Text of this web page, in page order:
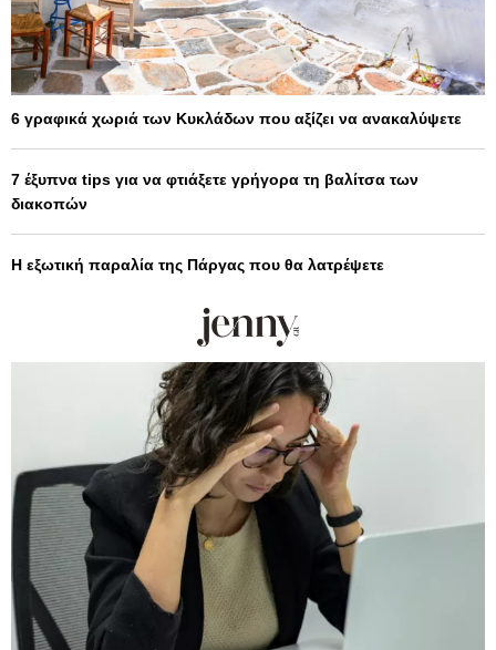
6 γραφικά χωριά των Κυκλάδων που αξίζει να ανακαλύψετε
7 έξυπνα tips για να φτιάξετε γρήγορα τη βαλίτσα των
διακοπών
Η εξωτική παραλία της Πάργας που θα λατρέψετε